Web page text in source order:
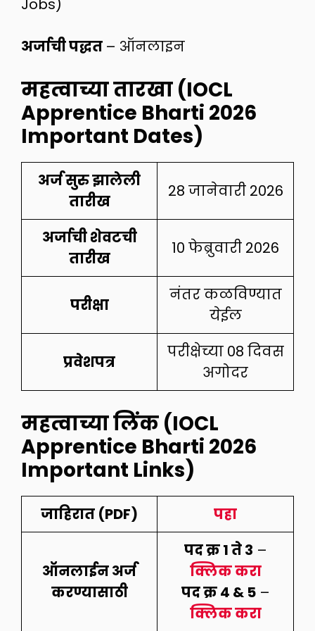
Jobs)
अर्जाची पद्धत – ऑनलाइन
महत्वाच्या तारखा (IOCL
Apprentice Bharti 2026
Important Dates)
अर्ज सुरु झालेली
तारीख
28 जानेवारी 2026
अर्जाची शेवटची
तारीख
10 फेब्रुवारी 2026
परीक्षा
नंतर कळविण्यात
येईल
प्रवेशपत्र
परीक्षेच्या 08 दिवस
अगोदर
महत्वाच्या लिंक (IOCL
Apprentice Bharti 2026
Important Links)
जाहिरात (PDF) पहा
ऑनलाईन अर्ज
करण्यासाठी
पद क्र 1 ते 3 –
क्लिक करा
पद क्र 4 & 5–
क्लिक करा